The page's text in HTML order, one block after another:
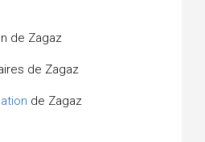
de Zagaz
de Zagaz
de Zagaz